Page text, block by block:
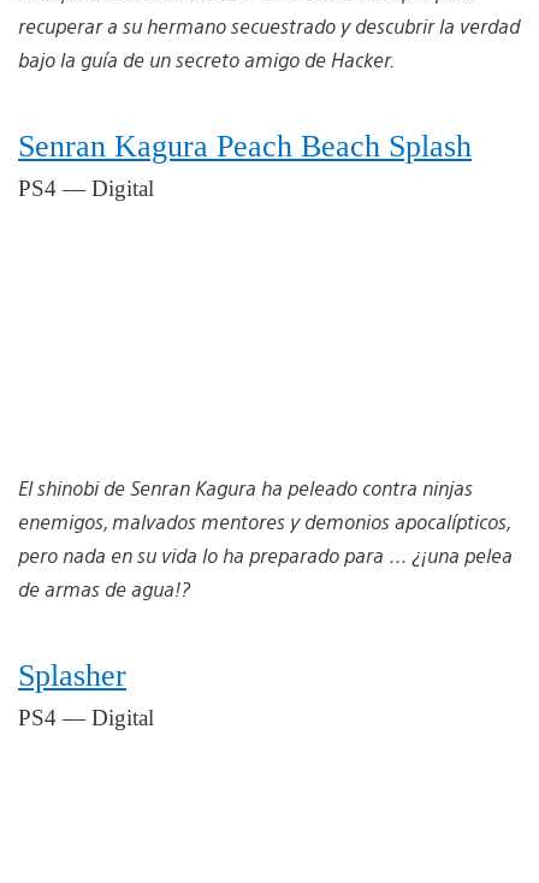
recuperar a su hermano secuestrado y descubrir la verdad
bajo la guía de un secreto amigo de Hacker.
Senran Kagura Peach Beach Splash
PS4 — Digital
El shinobi de Senran Kagura ha peleado contra ninjas
enemigos, malvados mentores y demonios apocalípticos,
pero nada en su vida lo ha preparado para … ¿¡una pelea
de armas de agua!?
Splasher
PS4 — Digital